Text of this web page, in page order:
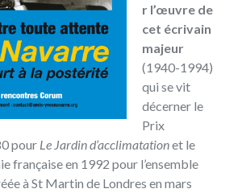
r l’œuvre de
cet écrivain
majeur
(1940-1994)
qui se vit
décerner le
Prix
pour Le Jardin d’acclimatationet le
française en 1992 pour l’ensemble
à St Martin de Londres en mars